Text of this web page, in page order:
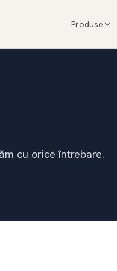
Produse
cu orice întrebare.